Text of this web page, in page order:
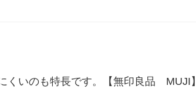
いのも特長です。【無印良品　MUJI】